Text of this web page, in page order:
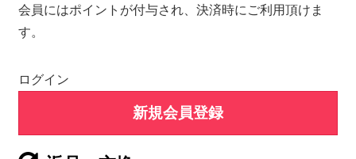
会員にはポイントが付与され、決済時にご利用頂けま
す。
ログイン
新規会員登録